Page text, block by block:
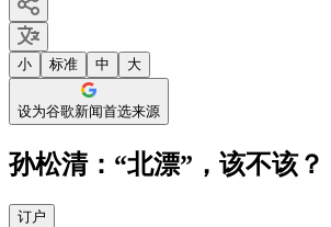
小 标准 中 大
设为谷歌新闻首选来源
孙松清：“北漂”，该不该？
订户